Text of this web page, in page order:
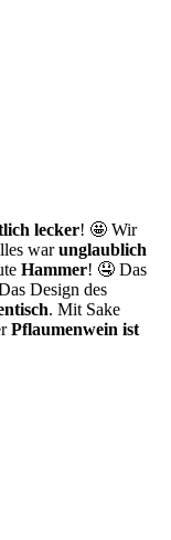
lecker! 🤩 Wir
warunglaublich
Hammer! 🤤 Das
Design des
. Mit Sake
Pflaumenwein ist